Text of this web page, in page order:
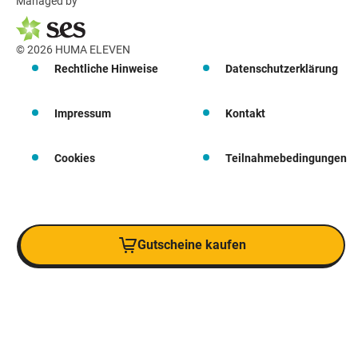
© 2026 HUMA ELEVEN
Rechtliche Hinweise
Datenschutzerklärung
Impressum Kontakt
Cookies Teilnahmebedingungen
Gutscheine kaufen